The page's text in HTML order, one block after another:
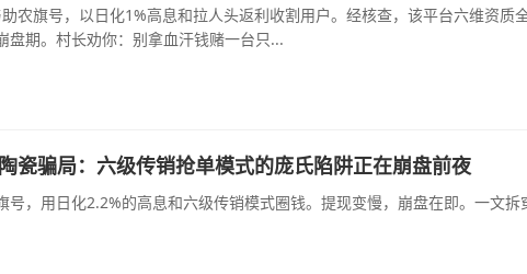
农旗号，以日化1%高息和拉人头返利收割用户。经核查，该平台六维资质
盘期。村长劝你：别拿血汗钱赌一台只...
瓷骗局：六级传销抢单模式的庞氏陷阱正在崩盘前夜
号，用日化2.2%的高息和六级传销模式圈钱。提现变慢，崩盘在即。一文